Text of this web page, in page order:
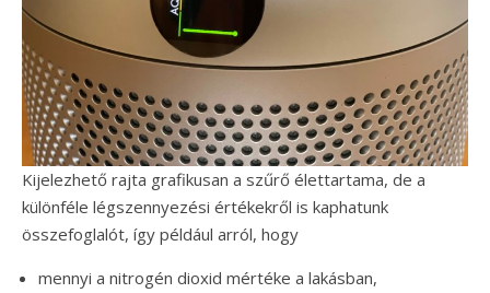
Kijelezhető rajta grafikusan a szűrő élettartama, de a
különféle légszennyezési értékekről is kaphatunk
összefoglalót, így például arról, hogy
mennyi a nitrogén dioxid mértéke a lakásban,